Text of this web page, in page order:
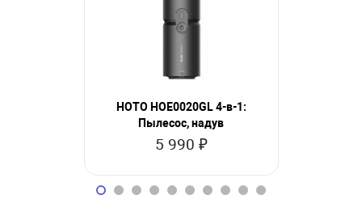
HOTO HOE0020GL 4-в-1:
Пылесос, надув
5 990 ₽